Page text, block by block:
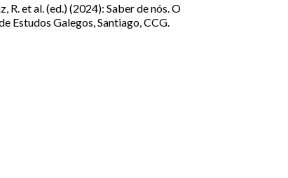
R. et al. (ed.) (2024): Saber de nós. O
Estudos Galegos, Santiago, CCG.